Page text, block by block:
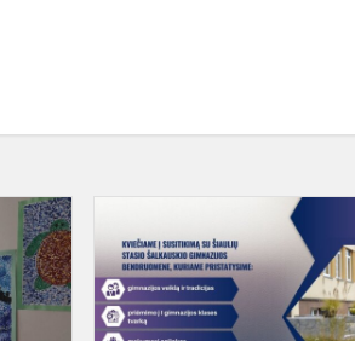
Kviečiame
į
pirmokų
kūrybinių
darbų